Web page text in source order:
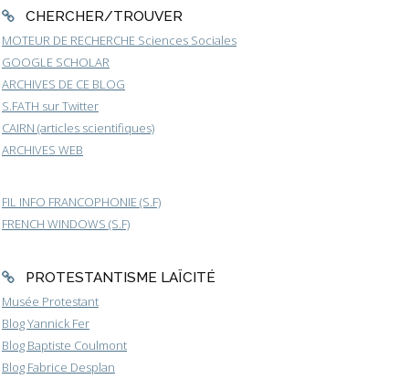
CHERCHER/TROUVER
MOTEUR DE RECHERCHE Sciences Sociales
GOOGLE SCHOLAR
ARCHIVES DE CE BLOG
S.FATH sur Twitter
CAIRN (articles scientifiques)
ARCHIVES WEB
FIL INFO FRANCOPHONIE (S.F)
FRENCH WINDOWS (S.F)
PROTESTANTISME LAÏCITÉ
Musée Protestant
Blog Yannick Fer
Blog Baptiste Coulmont
Blog Fabrice Desplan